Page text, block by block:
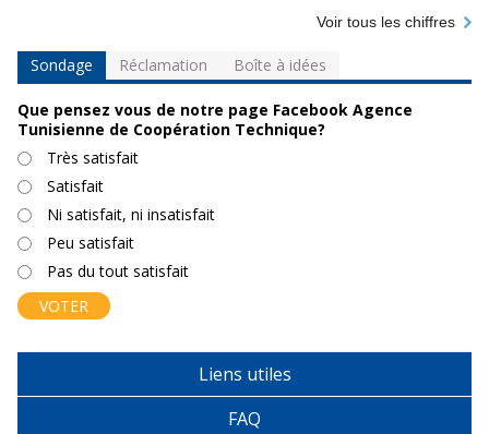
Voir tous les chiffres
Sondage Réclamation Boîte à idées
Que pensez vous de notre page Facebook Agence
Tunisienne de Coopération Technique?
ChoixTrès satisfait
Satisfait
Ni satisfait, ni insatisfait
Peu satisfait
Pas du tout satisfait
Liens utiles
FAQ